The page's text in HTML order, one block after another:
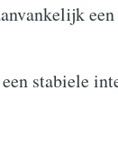
stabiele